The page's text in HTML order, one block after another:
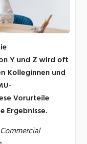
Y und Z wird oft
Kolleginnen und
Vorurteile
Ergebnisse.